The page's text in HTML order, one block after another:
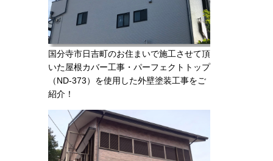
国分寺市日吉町のお住まいで施工させて頂
いた屋根カバー工事・パーフェクトトップ
（ND-373）を使用した外壁塗装工事をご
紹介！